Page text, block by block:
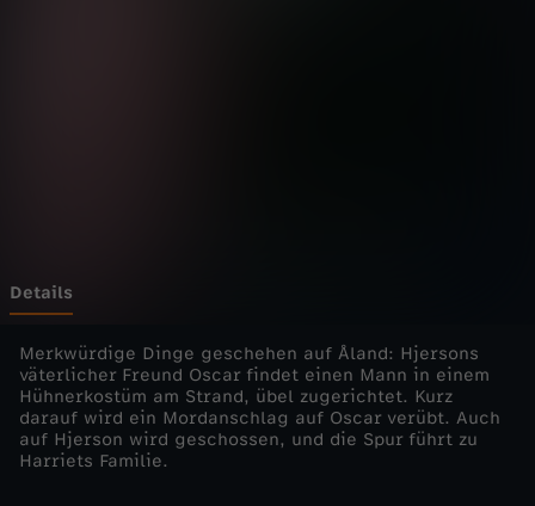
i
e
s
H
Details
Merkwürdige Dinge geschehen auf Åland: Hjersons
väterlicher Freund Oscar findet einen Mann in einem
Hühnerkostüm am Strand, übel zugerichtet. Kurz
darauf wird ein Mordanschlag auf Oscar verübt. Auch
auf Hjerson wird geschossen, und die Spur führt zu
Harriets Familie.